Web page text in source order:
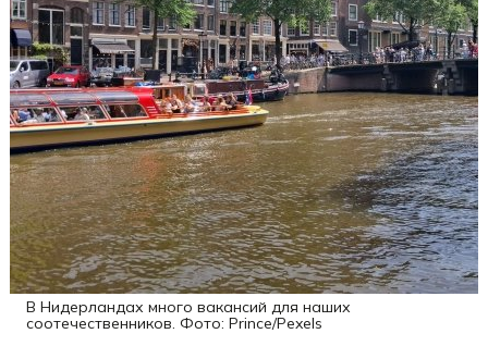
В Нидерландах много вакансий для наших
соотечественников. Фото: Prince/Pexels